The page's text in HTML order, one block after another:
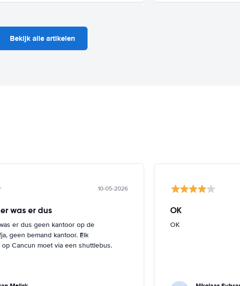
Bekijk alle artikelen
10-05-2026
was er dus
er dus geen kantoor op de
geen bemand kantoor. Elk
Cancun moet via een shuttlebus.
OK
OK